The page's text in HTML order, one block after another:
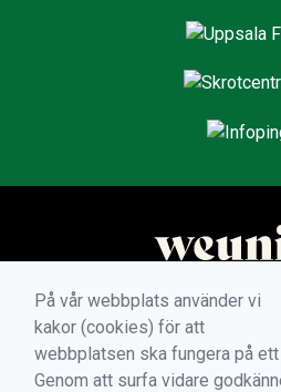
På vår webbplats använder vi
kakor (cookies) för att
webbplatsen ska fungera på
Genom att surfa vidare